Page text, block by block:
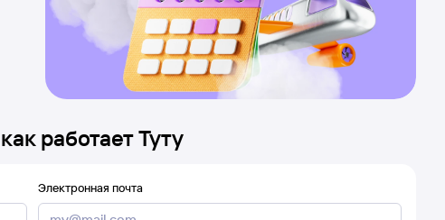
работает Туту
Электронная почта